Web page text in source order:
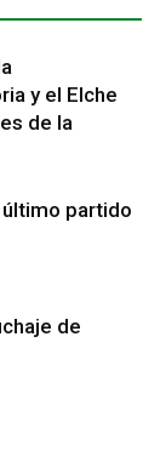
y el Elche
de la
último partido
de